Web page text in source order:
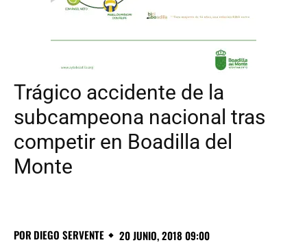
Trágico accidente de la
subcampeona nacional tras
competir en Boadilla del
Monte
POR DIEGO SERVENTE 20 JUNIO, 2018 09:00